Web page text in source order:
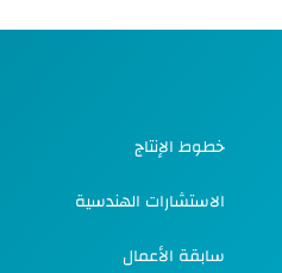
خطوط الإنتاج
الاستشارات الهندسية
سابقة الأعمال